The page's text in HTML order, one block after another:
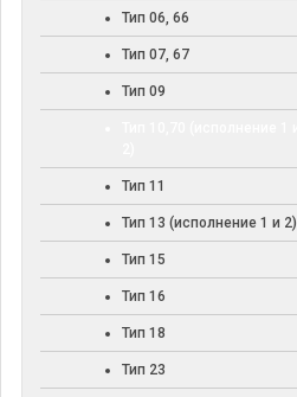
Тип 06, 66
Тип 07, 67
Тип 09
Тип 11
Тип 13 (исполнение 1 и 2)
Тип 15
Тип 16
Тип 18
Тип 23